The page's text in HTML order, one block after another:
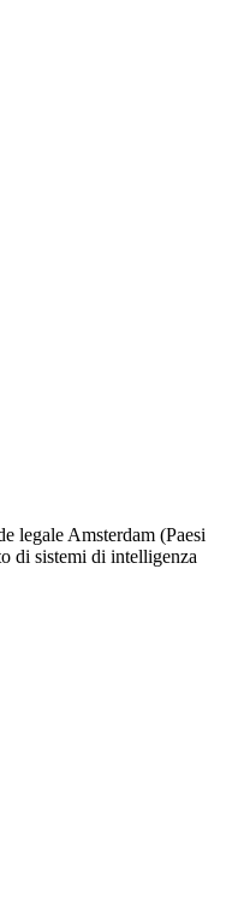
legale Amsterdam (Paesi
di sistemi di intelligenza